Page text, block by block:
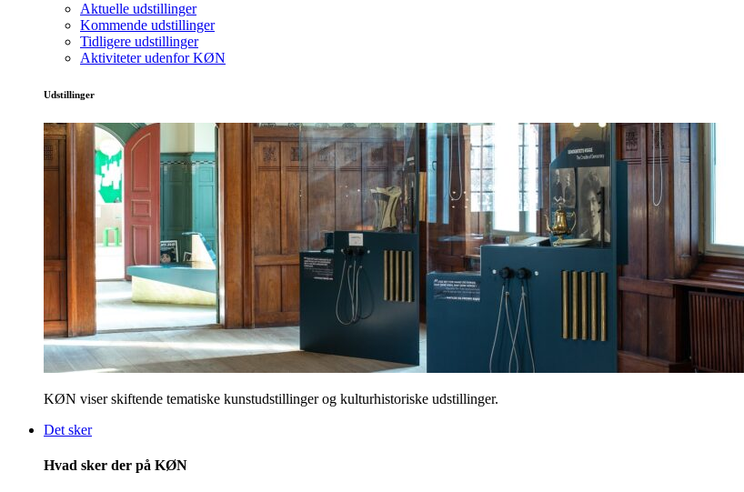
Aktuelle udstillinger
Kommende udstillinger
Tidligere udstillinger
Aktiviteter udenfor KØN
Udstillinger
KØN viser skiftende tematiske kunstudstillinger og kulturhistoriske udstillinger.
Det sker
Hvad sker der på KØN